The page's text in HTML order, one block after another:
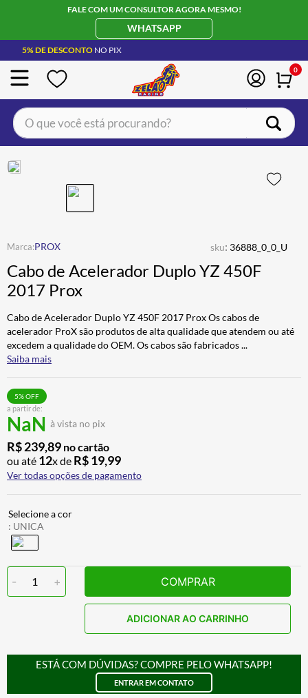
FALE COM UM CONSULTOR AGORA MESMO!
WHATSAPP
5% DE DESCONTO NO PIX
0
O que você está procurando?
PROX sku: 36888_0_0_U
Cabo de Acelerador Duplo YZ 450F
2017 Prox
Cabo de Acelerador Duplo YZ 450F 2017 Prox Os cabos de
acelerador ProX são produtos de alta qualidade que atendem ou até
excedem a qualidade do OEM. Os cabos são fabricados...
Saiba mais
a partir de:
NaN à vista no pix
5% OFF
R$239,89 no cartão
ou até 12x de R$19,99
Ver todas opções de pagamento
: UNICA
- 1 + COMPRAR
ADICIONAR AO CARRINHO
ESTÁ COM DÚVIDAS? COMPRE PELO WHATSAPP!
ENTRAR EM CONTATO
BOTA
4º ÓCULOS SOLAR
5º LUVA
6º BAU
7º ALPINESTAR
8º AIROH
9º CALÇA
10º